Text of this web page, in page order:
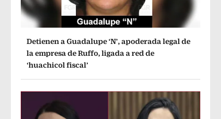
Detienen a Guadalupe ‘N’, apoderada legal de
la empresa de Ruffo, ligada a red de
‘huachicol fiscal’